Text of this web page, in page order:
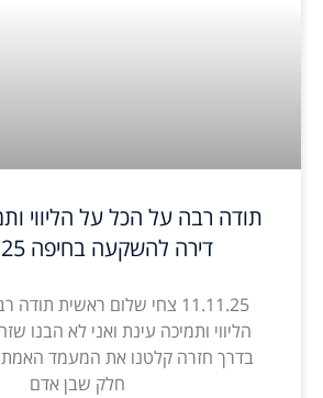
תודה רבה על הכל על הליווי
דירה להשקעה בחיפה 11.11.25
11.11.25 צחי שלום ראשית
הליווי ותמיכה עינת ואני לא הבנו
בדרך חזרה קלטנו את המעמד האמת
חלק שבן אדם